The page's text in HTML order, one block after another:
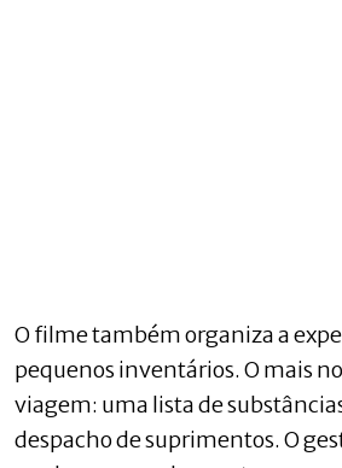
O filme também organiza a
pequenos inventários. O mais
viagem: uma lista de
despacho de suprimentos. O